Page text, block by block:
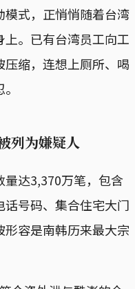
式，正悄悄随着台湾
。已有台湾员工向工
缩，连想上厕所、喝
列为嫌疑人
达3,370万笔，包含
号码、集合住宅大门
容是南韩历来最大宗